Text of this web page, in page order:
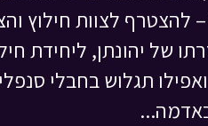
לצוות חילוץ
של יהונתן, ליחידת
תגלוש בחבלי